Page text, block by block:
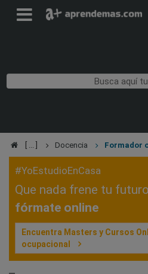
Docencia Formador
#YoEstudioEnCasa
Que nada frene tu
fórmate online
Encuentra Masters y Cursos
ocupacional